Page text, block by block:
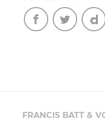
FRANCIS BATT &